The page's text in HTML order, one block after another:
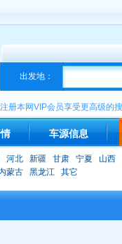
出发地：
注册本网VIP会员享受更高级的
车源信息
河北 新疆 甘肃 宁夏
山西
蒙古 黑龙江 其它